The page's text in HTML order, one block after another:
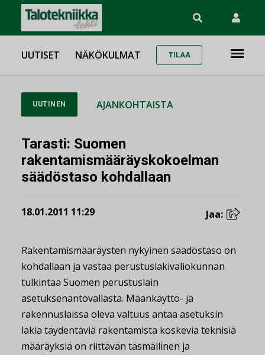
UUTISET NÄKÖKULMAT TILAA
UUTINEN AJANKOHTAISTA
Tarasti: Suomen
rakentamismääräyskokoelman
säädöstaso kohdallaan
18.01.2011 11:29 Jaa:
Rakentamismääräysten nykyinen säädöstaso on
kohdallaan ja vastaa perustuslakivaliokunnan
tulkintaa Suomen perustuslain
asetuksenantovallasta. Maankäyttö- ja
rakennuslaissa oleva valtuus antaa asetuksin
lakia täydentäviä rakentamista koskevia teknisiä
määräyksiä on riittävän täsmällinen ja